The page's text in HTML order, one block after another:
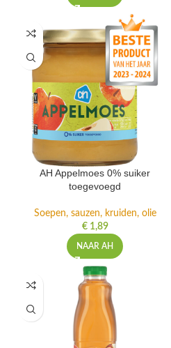
AH Appelmoes 0% suiker
toegevoegd
Soepen, sauzen, kruiden, olie
€1,89
NAAR AH